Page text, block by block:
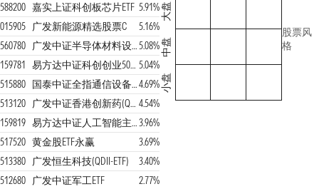
588200 嘉实上证科创板芯片ETF 5.91%
015905 广发新能源精选股票C
5.16%
560780
广发中证半导体材料设备ETF5.08%
159781
易方达中证科创创业50ETF 5.04%
515880
国泰中证全指通信设备ETF4.69%
513120
广发中证香港创新药(QDII-ETF) 4.54%
159819
易方达中证人工智能主题ETF3.96%
517520 黄金股ETF永赢
3.69%
513380 广发恒生科技(QDII-ETF)
3.40%
512680 广发中证军工ETF 2.77%
大盘
中盘
小盘
股票风
格